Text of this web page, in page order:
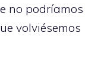
no podríamos
volviésemos